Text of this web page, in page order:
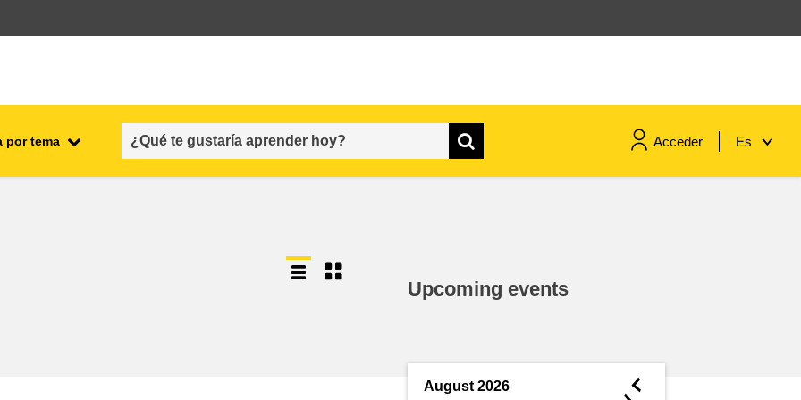
por tema Acceder Es
cadena y seguridad alimenticias
el sector público
Upcoming events
August 2026 ◄